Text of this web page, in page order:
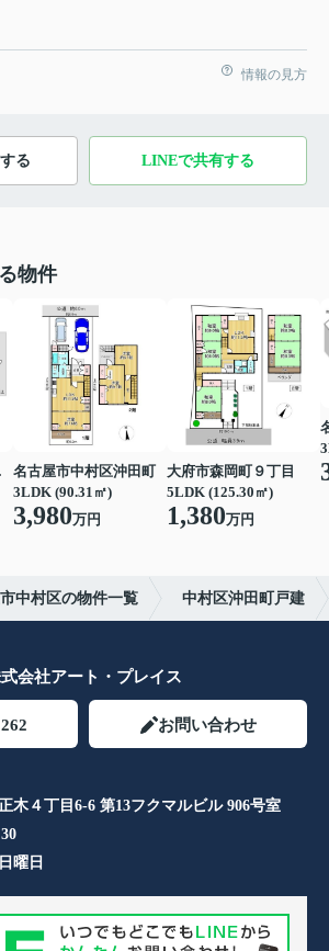
情報の見方
る LINEで共有する
物件
名古屋市中村区沖田町
3LDK (90.31㎡)
3,980万円
大府市森岡町９丁目
5LDK (125.30㎡)
1,380万円
中村区の物件一覧 中村区沖田町戸建
会社アート・プレイス
お問い合わせ
木４丁目6-6 第13フクマルビル 906号室​
曜日